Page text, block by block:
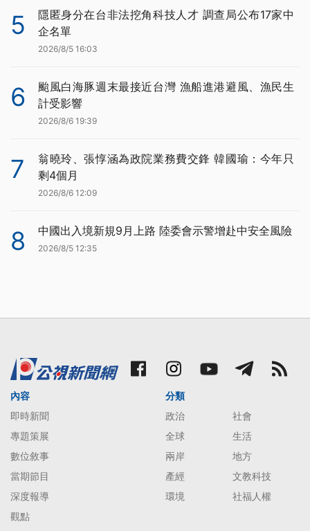
5
隱匿身分在台非法挖角科技人才 調查局公布17家中
企名單
2026/8/5 16:03
6
颱風白海豚週末最接近台灣 漁船進港避風、漁民生
計受影響
2026/8/6 19:39
7
翁曉玲、張惇涵為政院業務費交鋒 韓國瑜：今年只
剩4個月
2026/8/6 12:09
8 中國出入境新規9月上路 陸委會示警增赴中安全風險
2026/8/5 12:35
內容
即時新聞
專題策展
數位敘事
當期節目
深度報導
觀點
分類
政治
社會
全球
生活
兩岸
地方
產經
文教科技
環境
社福人權